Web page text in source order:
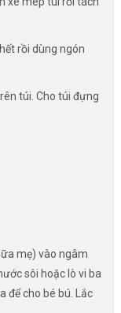
rồi dùng ngón
túi. Cho túi đựng
mẹ) vào ngâm
sôi hoặc lò vi ba
để cho bé bú. Lắc